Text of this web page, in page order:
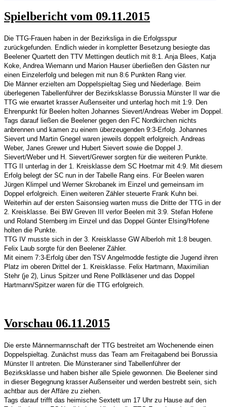
Spielbericht vom 09.11.2015
Die TTG-Frauen haben in der Bezirksliga in die Erfolgsspur
zurückgefunden. Endlich wieder in kompletter Besetzung besiegte das
Beelener Quartett den TTV Mettingen deutlich mit 8:1. Anja Blees, Katja
Koke, Andrea Wiemann und Marion Hauser überließen den Gästen nur
einen Einzelerfolg und belegen mit nun 8:6 Punkten Rang vier.
Die Männer erzielten am Doppelspieltag Sieg und Niederlage. Beim
überlegenen Tabellenführer der Bezirksklasse Borussia Münster II war die
TTG wie erwartet krasser Außenseiter und unterlag hoch mit 1:9. Den
Ehrenpunkt für Beelen holten Johannes Sievert/Andreas Weber im Doppel.
Tags darauf ließen die Beelener gegen den FC Nordkirchen nichts
anbrennen und kamen zu einem überzeugenden 9:3-Erfolg. Johannes
Sievert und Martin Gnegel waren jeweils doppelt erfolgreich. Andreas
Weber, Janes Grewer und Hubert Sievert sowie die Doppel J.
Sievert/Weber und H. Sievert/Grewer sorgten für die weiteren Punkte.
TTG II unterlag in der 1. Kreisklasse dem SC Hoetmar mit 4:9. Mit diesem
Erfolg belegt der SC nun in der Tabelle Rang eins. Für Beelen waren
Jürgen Klimpel und Werner Skrobanek im Einzel und gemeinsam im
Doppel erfolgreich. Einen weiteren Zähler steuerte Frank Kuhn bei.
Weiterhin auf der ersten Saisonsieg warten muss die Dritte der TTG in der
2. Kreisklasse. Bei BW Greven III verlor Beelen mit 3:9. Stefan Hofene
und Roland Sternberg im Einzel und das Doppel Günter Elsing/Hofene
holten die Punkte.
TTG IV musste sich in der 3. Kreisklasse GW Alberloh mit 1:8 beugen.
Felix Laub sorgte für den Beelener Zähler.
Mit einem 7:3-Erfolg über den TSV Angelmodde festigte die Jugend ihren
Platz im oberen Drittel der 1. Kreisklasse. Felix Hartmann, Maximilian
Stehr (je 2), Linus Spitzer und Rene Pollkläsener und das Doppel
Hartmann/Spitzer waren für die TTG erfolgreich.
Vorschau 06.11.2015
Die erste Männermannschaft der TTG bestreitet am Wochenende einen
Doppelspieltag. Zunächst muss das Team am Freitagabend bei Borussia
Münster II antreten. Die Münsteraner sind Tabellenführer der
Bezirksklasse und haben bisher alle Spiele gewonnen. Die Beelener sind
in dieser Begegnung krasser Außenseiter und werden bestrebt sein, sich
achtbar aus der Affäre zu ziehen.
Tags darauf trifft das heimische Sextett um 17 Uhr zu Hause auf den